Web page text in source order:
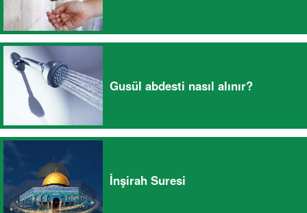
Gusül abdesti nasıl alınır?
İnşirah Suresi